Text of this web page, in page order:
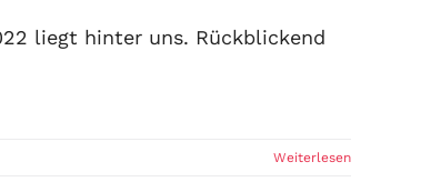
liegt hinter uns. Rückblickend
Weiterlesen